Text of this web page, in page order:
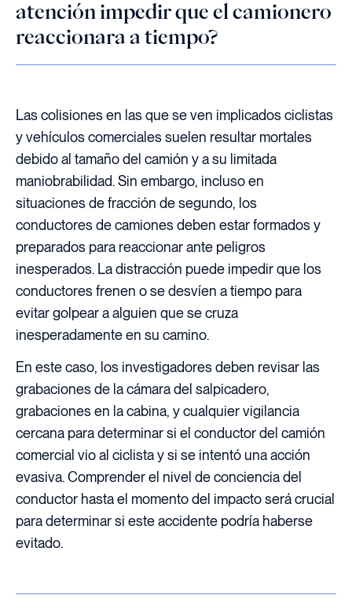
atención impedir que el camionero
reaccionara a tiempo?
Las colisiones en las que se ven implicados ciclistas
y vehículos comerciales suelen resultar mortales
debido al tamaño del camión y a su limitada
maniobrabilidad. Sin embargo, incluso en
situaciones de fracción de segundo, los
conductores de camiones deben estar formados y
preparados para reaccionar ante peligros
inesperados. La distracción puede impedir que los
conductores frenen o se desvíen a tiempo para
evitar golpear a alguien que se cruza
inesperadamente en su camino.
En este caso, los investigadores deben revisar las
grabaciones de la cámara del salpicadero,
grabaciones en la cabina, y cualquier vigilancia
cercana para determinar si el conductor del camión
comercial vio al ciclista y si se intentó una acción
evasiva. Comprender el nivel de conciencia del
conductor hasta el momento del impacto será crucial
para determinar si este accidente podría haberse
evitado.